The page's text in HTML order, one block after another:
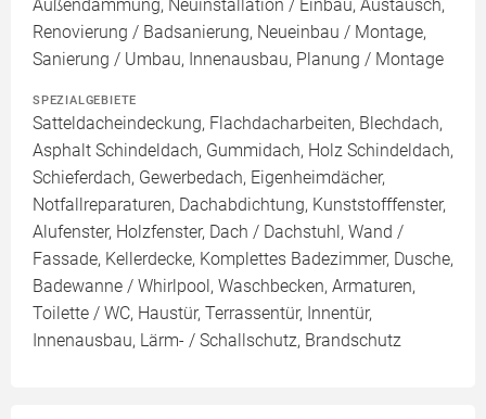
Außendämmung, Neuinstallation / Einbau, Austausch,
Renovierung / Badsanierung, Neueinbau / Montage,
Sanierung / Umbau, Innenausbau, Planung / Montage
SPEZIALGEBIETE
Satteldacheindeckung, Flachdacharbeiten, Blechdach,
Asphalt Schindeldach, Gummidach, Holz Schindeldach,
Schieferdach, Gewerbedach, Eigenheimdächer,
Notfallreparaturen, Dachabdichtung, Kunststofffenster,
Alufenster, Holzfenster, Dach / Dachstuhl, Wand /
Fassade, Kellerdecke, Komplettes Badezimmer, Dusche,
Badewanne / Whirlpool, Waschbecken, Armaturen,
Toilette / WC, Haustür, Terrassentür, Innentür,
Innenausbau, Lärm- / Schallschutz, Brandschutz